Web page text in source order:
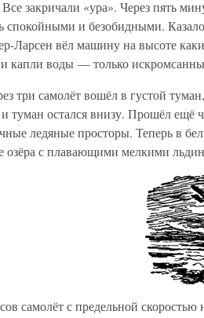
закричали «ура». Через пять
спокойными и безобидными.
Ларсен вёл машину на высоте
капли воды — только
три самолёт вошёл в густой
туман остался внизу. Прошёл ещё
ледяные просторы. Теперь в
озёра с плавающими мелкими
самолёт с предельной